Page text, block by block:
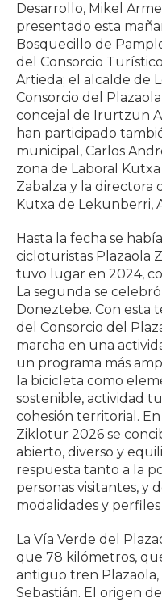
Desarrollo, Mikel
presentado esta
Bosquecillo de
del Consorcio
Artieda; el alcalde de
Consorcio del
concejal de Irurtzun
han participado
municipal, Carlos
zona de Laboral
Zabalza y la directora
Kutxa de Lekunberri,
Hasta la fecha se
cicloturistas Plazaola
tuvo lugar en 2024,
La segunda se
Doneztebe. Con esta
del Consorcio del
marcha en una
un programa más
la bicicleta como
sostenible, actividad
cohesión territorial.
Ziklotur 2026 se
abierto, diverso y
respuesta tanto a la
personas visitantes, y
modalidades y perfiles
La Vía Verde del
que 78 kilómetros,
antiguo tren
Sebastián. El origen